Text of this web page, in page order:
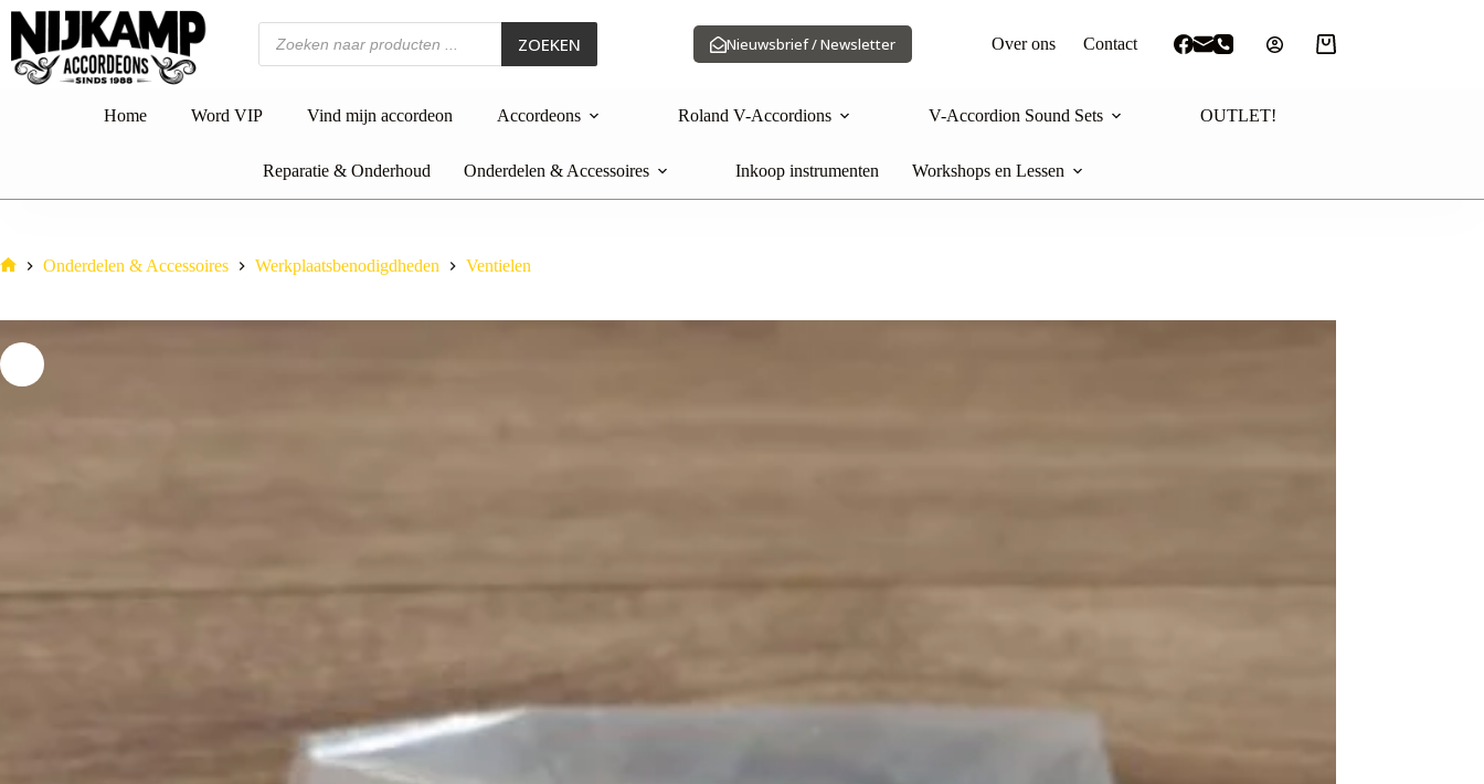
Ga
naar
inhoud
Producten
zoeken
ZOEKEN Nieuwsbrief / Newsletter Over ons Contact Winkelwagen
Home Word VIP Vind mijn accordeon Accordeons Roland V-Accordions V-Accordion Sound Sets OUTLET!
Reparatie & Onderhoud Onderdelen & Accessoires Inkoop instrumenten Workshops en Lessen
Onderdelen & Accessoires Werkplaatsbenodigdheden Ventielen